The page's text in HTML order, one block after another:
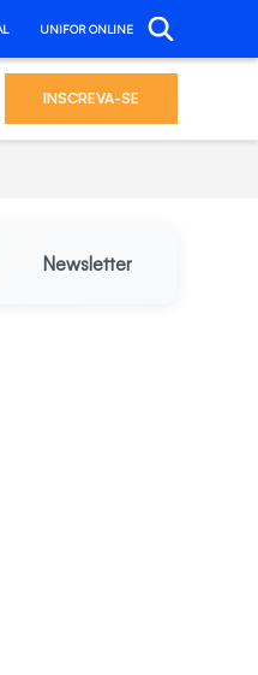
UNIFOR ONLINE
INSCREVA-SE
Newsletter